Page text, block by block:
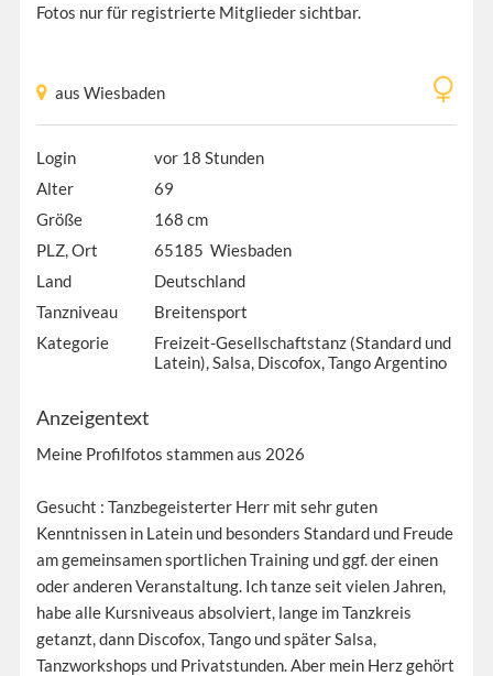
Fotos nur für registrierte Mitglieder sichtbar.
aus Wiesbaden
Login
vor 18 Stunden
Alter
69
Größe
168 cm
PLZ, Ort
65185 Wiesbaden
Land
Deutschland
Tanzniveau
Breitensport
Kategorie
Freizeit-Gesellschaftstanz (Standard und
Latein), Salsa, Discofox, Tango Argentino
Anzeigentext
Meine Profilfotos stammen aus 2026
Gesucht : Tanzbegeisterter Herr mit sehr guten
Kenntnissen in Latein und besonders Standard und Freude
am gemeinsamen sportlichen Training und ggf. der einen
oder anderen Veranstaltung. Ich tanze seit vielen Jahren,
habe alle Kursniveaus absolviert, lange im Tanzkreis
getanzt, dann Discofox, Tango und später Salsa,
Tanzworkshops und Privatstunden. Aber mein Herz gehört